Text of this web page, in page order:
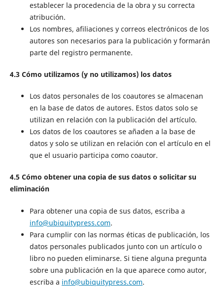
establecer la procedencia de la obra y su correcta
atribución.
Los nombres, afiliaciones y correos electrónicos de los
autores son necesarios para la publicación y formarán
parte del registro permanente.
4.3 Cómo utilizamos (y no utilizamos) los datos
Los datos personales de los coautores se almacenan
en la base de datos de autores. Estos datos solo se
utilizan en relación con la publicación del artículo.
Los datos de los coautores se añaden a la base de
datos y solo se utilizan en relación con el artículo en el
que el usuario participa como coautor.
4.5 Cómo obtener una copia de sus datos o solicitar su
eliminación
Para obtener una copia de sus datos, escriba a
info@ubiquitypress.com.
Para cumplir con las normas éticas de publicación, los
datos personales publicados junto con un artículo o
libro no pueden eliminarse. Si tiene alguna pregunta
sobre una publicación en la que aparece como autor,
escriba a info@ubiquitypress.com.